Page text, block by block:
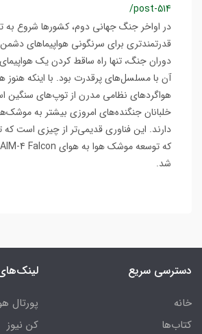
/post-514
در اواخر جنگ جهانی دوم، کشورها شروع
قدرتمندتری برای سرنگونی هواپیماهای
دوران جنگ، تنها راه ساقط کردن یک
آن با مسلسل‌های پرقدرت بود. با اینکه هنوز
هواگردهای نظامی مدرن از توپ‌های سنگین
خلبانان جنگنده‌های امروزی بیشتر به
دارند. این فناوری قدیمی‌تر از چیزی است که
شد.
دسترسی سریع
خانه
کتاب‌ها
پورتال
کن نیوز